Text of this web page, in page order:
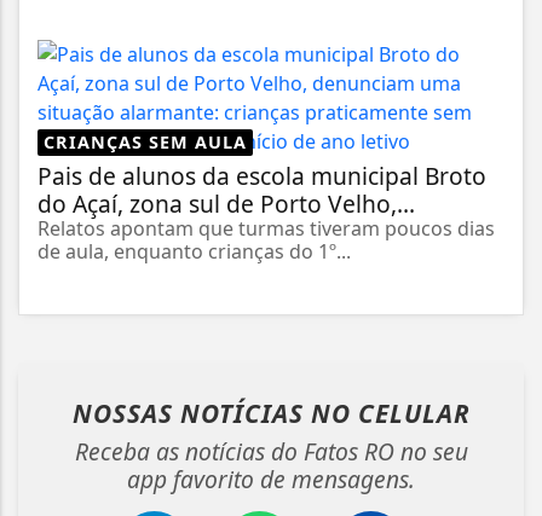
CRIANÇAS SEM AULA
Pais de alunos da escola municipal Broto
do Açaí, zona sul de Porto Velho,...
Relatos apontam que turmas tiveram poucos dias
de aula, enquanto crianças do 1º...
NOSSAS NOTÍCIAS NO CELULAR
Receba as notícias do Fatos RO no seu
app favorito de mensagens.